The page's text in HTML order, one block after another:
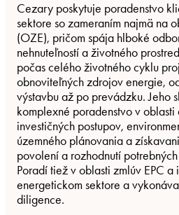
Cezary poskytuje poradenstvo
sektore so zameraním najmä na
(OZE), pričom spája hlboké
nehnuteľností a životného
počas celého životného cyklu
obnoviteľných zdrojov energie,
výstavbu až po prevádzku. Jeho
komplexné poradenstvo v oblasti
investičných postupov,
územného plánovania a
povolení a rozhodnutí
Poradí tiež v oblasti zmlúv EPC
energetickom sektore a
diligence.